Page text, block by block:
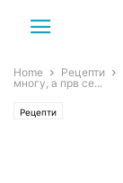
Home Рецепти
многу, а прв се...
Рецепти